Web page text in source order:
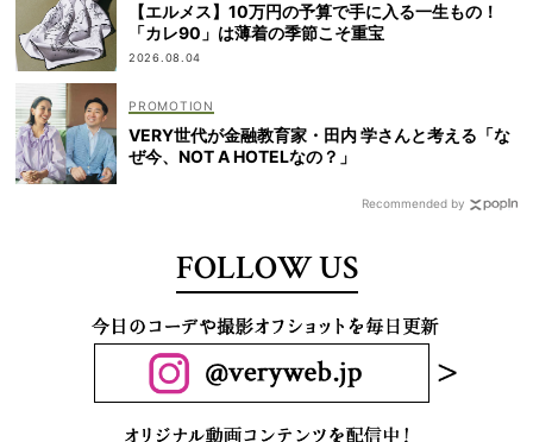
【エルメス】10万円の予算で手に入る一生もの！
「カレ90」は薄着の季節こそ重宝
2026.08.04
VERY世代が金融教育家・田内 学さんと考える「な
ぜ今、NOT A HOTELなの？」
Recommended by
FOLLOW US